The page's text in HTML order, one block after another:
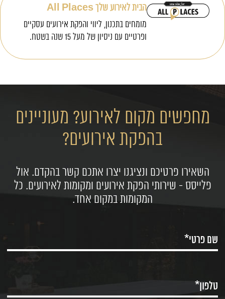
הבית לאירוע שלך All Places
מומחים בתכנון, ליווי והפקת אירועים עסקיים
ופרטיים עם ניסיון של מעל 15 שנה בשטח.
מחפשים מקום לאירוע? מעוניינים
בהפקת אירועים?
השאירו פרטיכם ונציגנו יצרו אתכם קשר בהקדם. אול
פלייסס - שירותי הפקת אירועים ומקומות לאירועים. כל
המקומות במקום אחד.